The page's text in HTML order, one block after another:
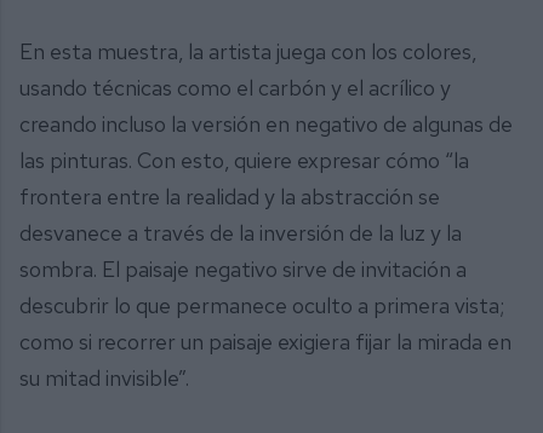
En esta muestra, la artista juega con los colores,
usando técnicas como el carbón y el acrílico y
creando incluso la versión en negativo de algunas de
las pinturas. Con esto, quiere expresar cómo “la
frontera entre la realidad y la abstracción se
desvanece a través de la inversión de la luz y la
sombra. El paisaje negativo sirve de invitación a
descubrir lo que permanece oculto a primera vista;
como si recorrer un paisaje exigiera fijar la mirada en
su mitad invisible”.